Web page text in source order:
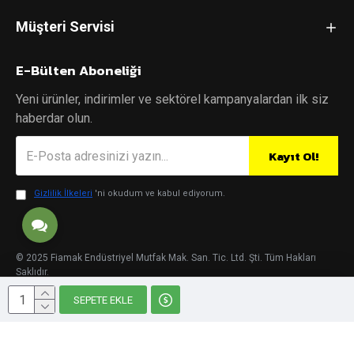
SEPETE EKLE
Müşteri Servisi
E-Bülten Aboneliği
Yeni ürünler, indirimler ve sektörel kampanyalardan ilk siz
haberdar olun.
Kayıt Ol!
Gizlilik İlkeleri 'ni okudum ve kabul ediyorum.
© 2025 Fiamak Endüstriyel Mutfak Mak. San. Tic. Ltd. Şti. Tüm Hakları
Saklıdır.